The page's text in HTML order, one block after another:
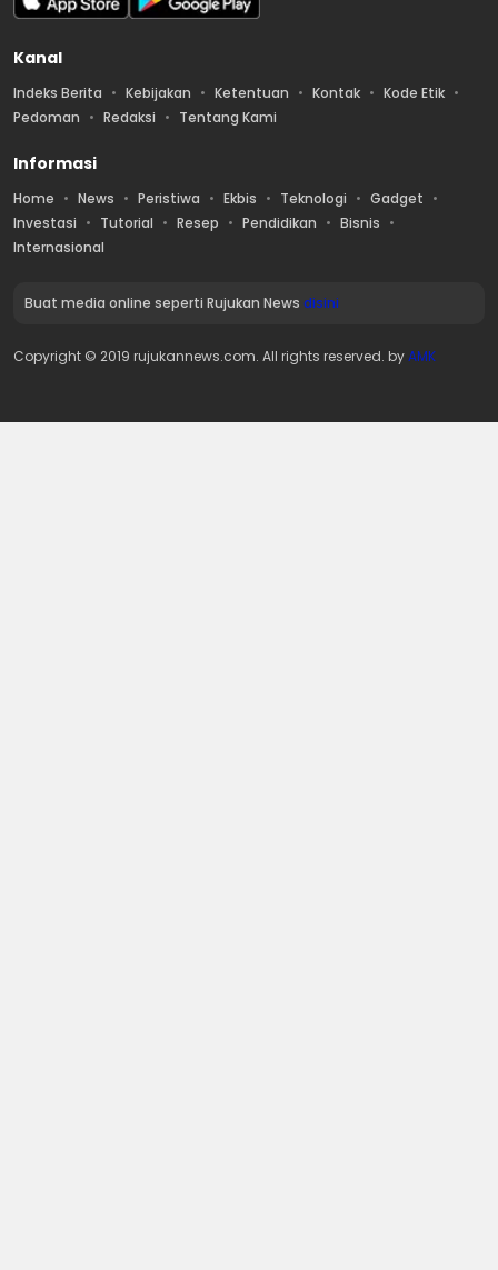
Kanal
Indeks Berita Kebijakan Ketentuan Kontak
Kode Etik
Pedoman
Redaksi Tentang Kami
Informasi
Home News Peristiwa Ekbis Teknologi
Gadget
Investasi
Tutorial Resep Pendidikan
Bisnis
Internasional
Buat media online seperti Rujukan News disini
Copyright © 2019 rujukannews.com. All rights reserved. byAMK